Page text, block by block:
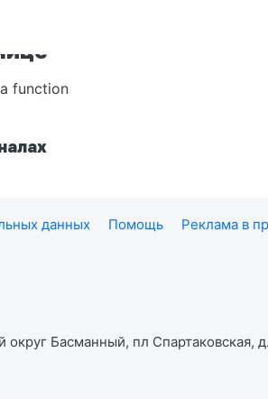
function
данных Помощь Реклама в
Басманный, пл Спартаковская,